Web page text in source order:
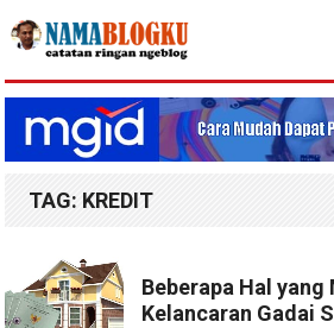
Nama Blogku
TAG: KREDIT
Beberapa Hal
Kelancaran Gadai